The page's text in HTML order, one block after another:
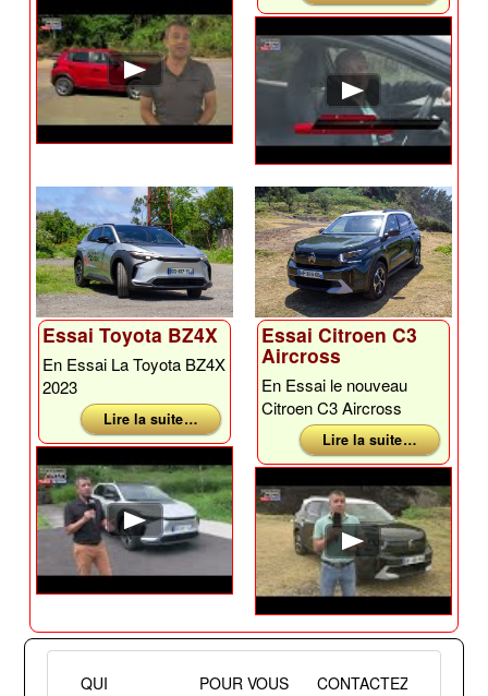
Essai Toyota BZ4X
En Essai La Toyota BZ4X
2023
Lire la suite …
Essai Citroen C3
Aircross
En Essai le nouveau
Citroen C3 Aircross
Lire la suite …
QUI
CONTACTEZ
POUR VOUS